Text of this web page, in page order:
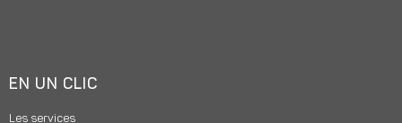
EN UN CLIC
Les services